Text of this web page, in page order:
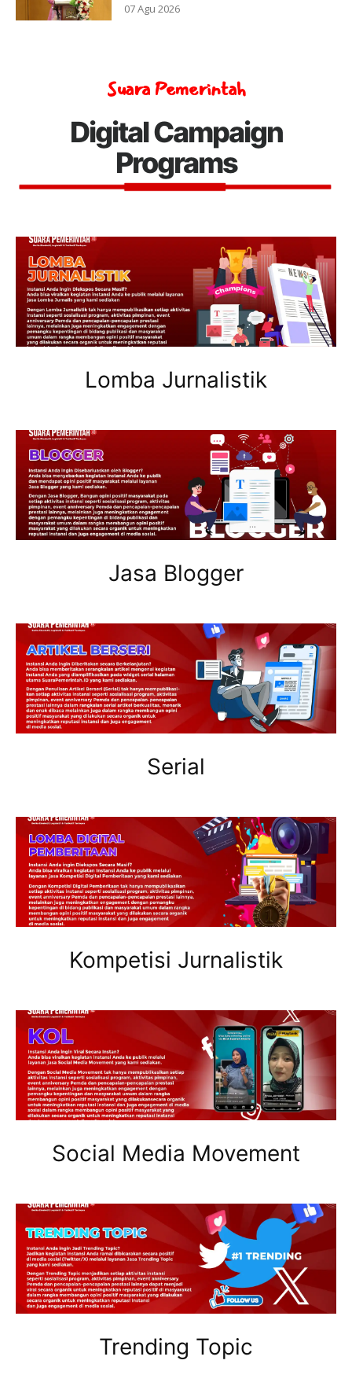
07 Agu 2026
Suara Pemerintah
Digital Campaign
Programs
Lomba Jurnalistik
Jasa Blogger
Serial
Kompetisi Jurnalistik
Social Media Movement
Trending Topic